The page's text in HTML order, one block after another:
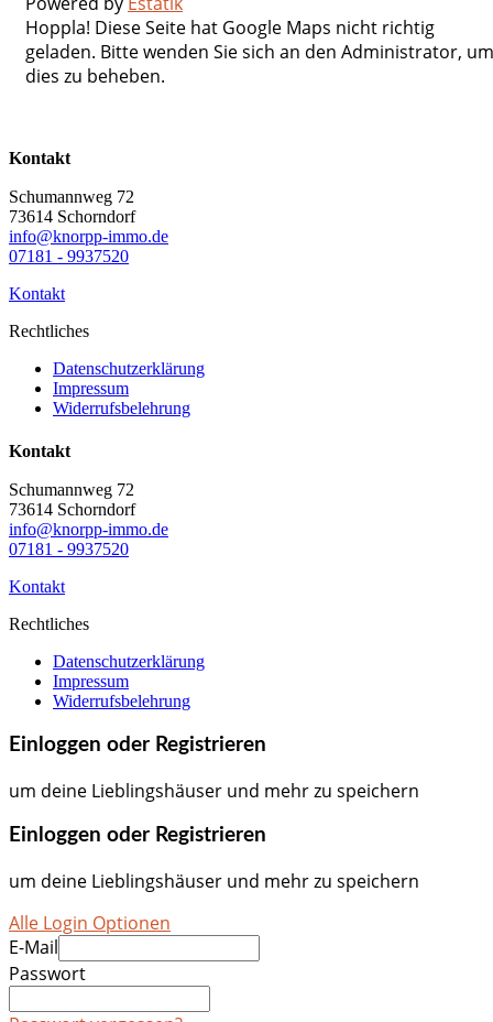
Hoppla! Diese Seite hat Google Maps nicht richtig
geladen. Bitte wenden Sie sich an den Administrator, um
dies zu beheben.
Kontakt
Schumannweg 72
73614 Schorndorf
info@knorpp-immo.de
07181 - 9937520
Kontakt
Rechtliches
Datenschutzerklärung
Impressum
Widerrufsbelehrung
Kontakt
Schumannweg 72
73614 Schorndorf
info@knorpp-immo.de
07181 - 9937520
Kontakt
Rechtliches
Datenschutzerklärung
Impressum
Widerrufsbelehrung
Einloggen oder Registrieren
um deine Lieblingshäuser und mehr zu speichern
Einloggen oder Registrieren
um deine Lieblingshäuser und mehr zu speichern
Alle Login Optionen
E-Mail
Passwort